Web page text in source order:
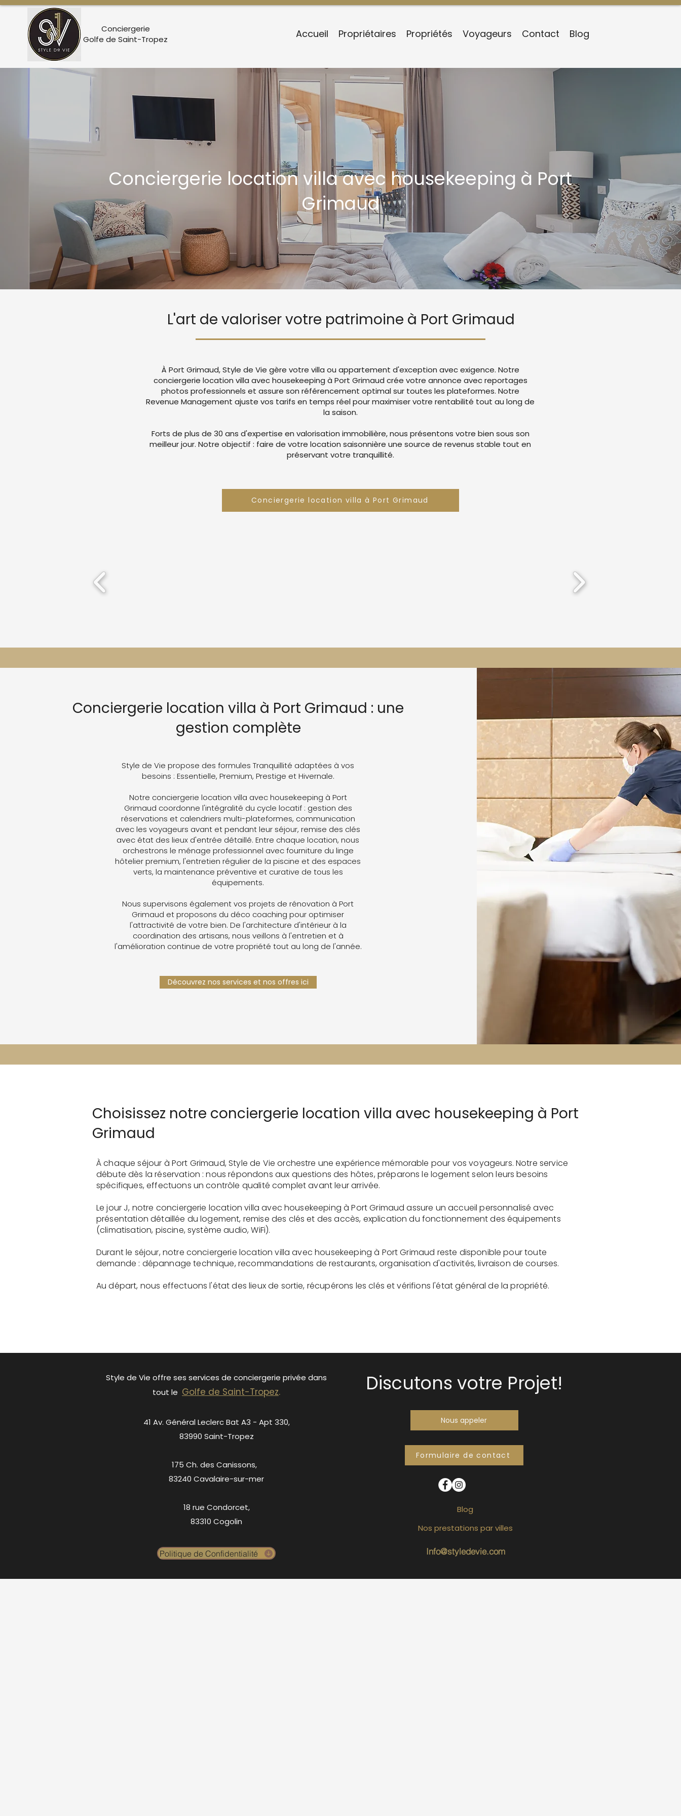
Conciergerie
Golfe de Saint-Tropez
Accueil Propriétaires Propriétés Voyageurs Contact Blog
Conciergerie location villa avec housekeeping à Port
Grimaud
L'art de valoriser votre patrimoine à Port Grimaud
À Port Grimaud, Style de Vie gère votre villa ou appartement d'exception avec exigence. Notre
conciergerie location villa avec housekeeping à Port Grimaud crée votre annonce avec reportages
photos professionnels et assure son référencement optimal sur toutes les plateformes. Notre
Revenue Management ajuste vos tarifs en temps réel pour maximiser votre rentabilité tout au long de
la saison.
Forts de plus de 30 ans d'expertise en valorisation immobilière, nous présentons votre bien sous son
meilleur jour. Notre objectif : faire de votre location saisonnière une source de revenus stable tout en
préservant votre tranquillité.
Conciergerie location villa à Port Grimaud
Conciergerie location villa à Port Grimaud : une
gestion complète
Style de Vie propose des formules Tranquillité adaptées à vos
besoins : Essentielle, Premium, Prestige et Hivernale.
Notre conciergerie location villa avec housekeeping à Port
Grimaud coordonne l'intégralité du cycle locatif : gestion des
réservations et calendriers multi-plateformes, communication
avec les voyageurs avant et pendant leur séjour, remise des clés
avec état des lieux d'entrée détaillé. Entre chaque location, nous
orchestrons le ménage professionnel avec fourniture du linge
hôtelier premium, l'entretien régulier de la piscine et des espaces
verts, la maintenance préventive et curative de tous les
équipements.
Nous supervisons également vos projets de rénovation à Port
Grimaud et proposons du déco coaching pour optimiser
l'attractivité de votre bien. De l'architecture d'intérieur à la
coordination des artisans, nous veillons à l'entretien et à
l'amélioration continue de votre propriété tout au long de l'année.
Découvrez nos services et nos offres ici
Choisissez notre conciergerie location villa avec housekeeping à Port
Grimaud
À chaque séjour à Port Grimaud, Style de Vie orchestre une expérience mémorable pour vos voyageurs. Notre service
débute dès la réservation : nous répondons aux questions des hôtes, préparons le logement selon leurs besoins
spécifiques, effectuons un contrôle qualité complet avant leur arrivée.
Le jour J, notre conciergerie location villa avec housekeeping à Port Grimaud assure un accueil personnalisé avec
présentation détaillée du logement, remise des clés et des accès, explication du fonctionnement des équipements
(climatisation, piscine, système audio, WiFi).
Durant le séjour, notre conciergerie location villa avec housekeeping à Port Grimaud reste disponible pour toute
demande : dépannage technique, recommandations de restaurants, organisation d'activités, livraison de courses.
Au départ, nous effectuons l'état des lieux de sortie, récupérons les clés et vérifions l'état général de la propriété.
Style de Vie offre ses services de conciergerie privée dans
tout le Golfe de Saint-Tropez.
41 Av. Général Leclerc Bat A3 - Apt 330,
83990 Saint-Tropez
175 Ch. des Canissons,
83240 Cavalaire-sur-mer
18 rue Condorcet,
83310 Cogolin
Politique de Confidentialité
Discutons votre Projet!
Nous appeler
Formulaire de contact
Blog
Info@styledevie.com
Nos prestations par villes